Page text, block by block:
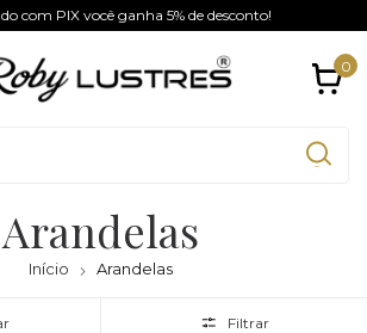
com PIX você ganha 5% de desconto!
0
Arandelas
Início Arandelas
Filtrar